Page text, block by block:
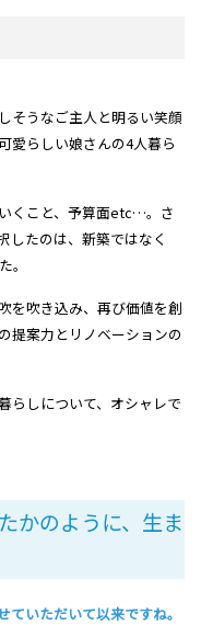
そうなご主人と明るい笑顔
愛らしい娘さんの4人暮ら
くこと、予算面etc…。さ
したのは、新築ではなく
。
を吹き込み、再び価値を創
提案力とリノベーションの
らしについて、オシャレで
かのように、生ま
いただいて以来ですね。